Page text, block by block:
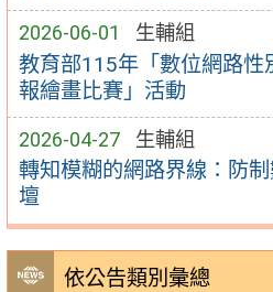
2026-06-01 生輔組
教育部115年「數位網路性
報繪畫比賽」活動
2026-04-27 生輔組
轉知模糊的網路界線：防
壇
依公告類別彙總